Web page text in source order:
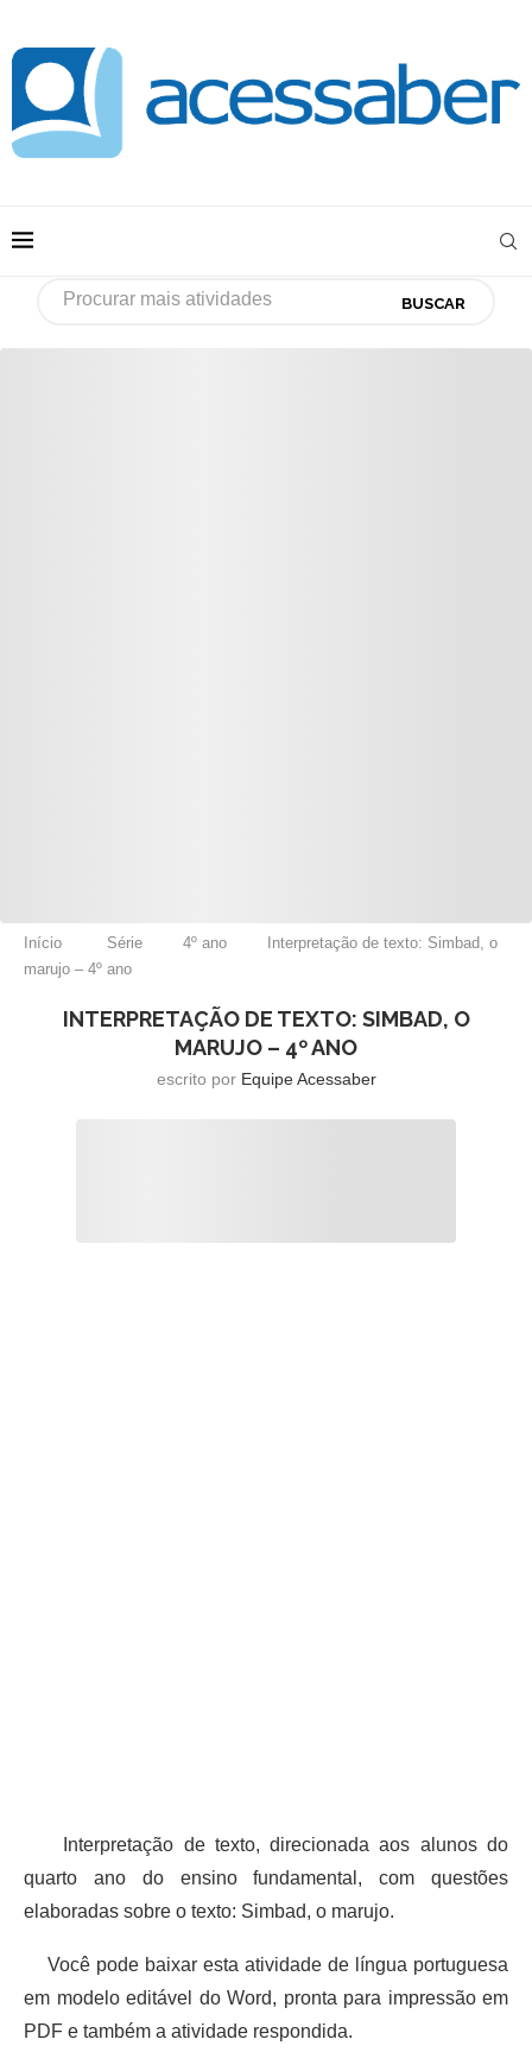
BUSCAR
Início Série 4º ano
Interpretação de texto: Simbad, o
marujo – 4º ano
INTERPRETAÇÃO DE TEXTO: SIMBAD, O
MARUJO – 4º ANO
escrito por Equipe Acessaber
Interpretação de texto, direcionada aos alunos do
quarto ano do ensino fundamental, com questões
elaboradas sobre o texto: Simbad, o marujo.
Você pode baixar esta atividade de língua portuguesa
em modelo editável do Word, pronta para impressão em
PDF e também a atividade respondida.